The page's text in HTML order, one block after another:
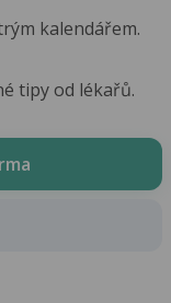
kalendářem.
tipy od lékařů.